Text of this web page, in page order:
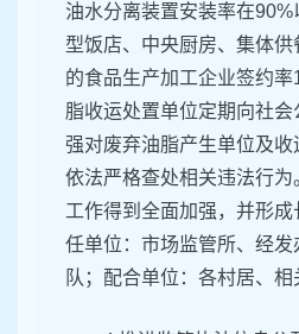
油水分离装置安装率在
型饭店、中央厨房、集体
的食品生产加工企业签约
脂收运处置单位定期向社
强对废弃油脂产生单位及收
依法严格查处相关违法行
工作得到全面加强，并形
任单位：市场监管所、经
队；配合单位：各村居、相